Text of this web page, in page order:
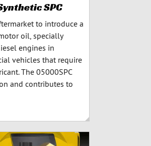
SPC
to introduce a
oil, specially
engines in
vehicles that require
The 05000SPC
and contributes to